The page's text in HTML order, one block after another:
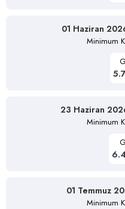
01 Haziran
Minimum
23 Haziran
Minimum
01 Temmuz
Minimum